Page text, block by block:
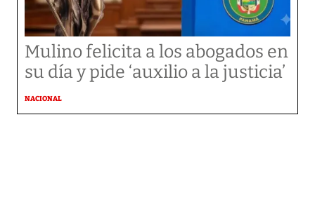
Mulino felicita a los abogados en
su día y pide ‘auxilio a la justicia’
NACIONAL